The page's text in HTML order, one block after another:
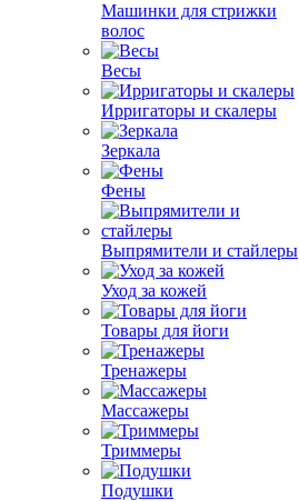
Машинки для стрижки
волос
Весы
Ирригаторы и скалеры
Зеркала
Фены
Выпрямители и стайлеры
Уход за кожей
Товары для йоги
Тренажеры
Массажеры
Триммеры
Подушки